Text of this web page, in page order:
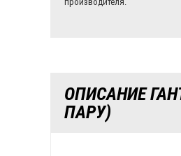
ОПИСАНИЕ
ПАРУ)